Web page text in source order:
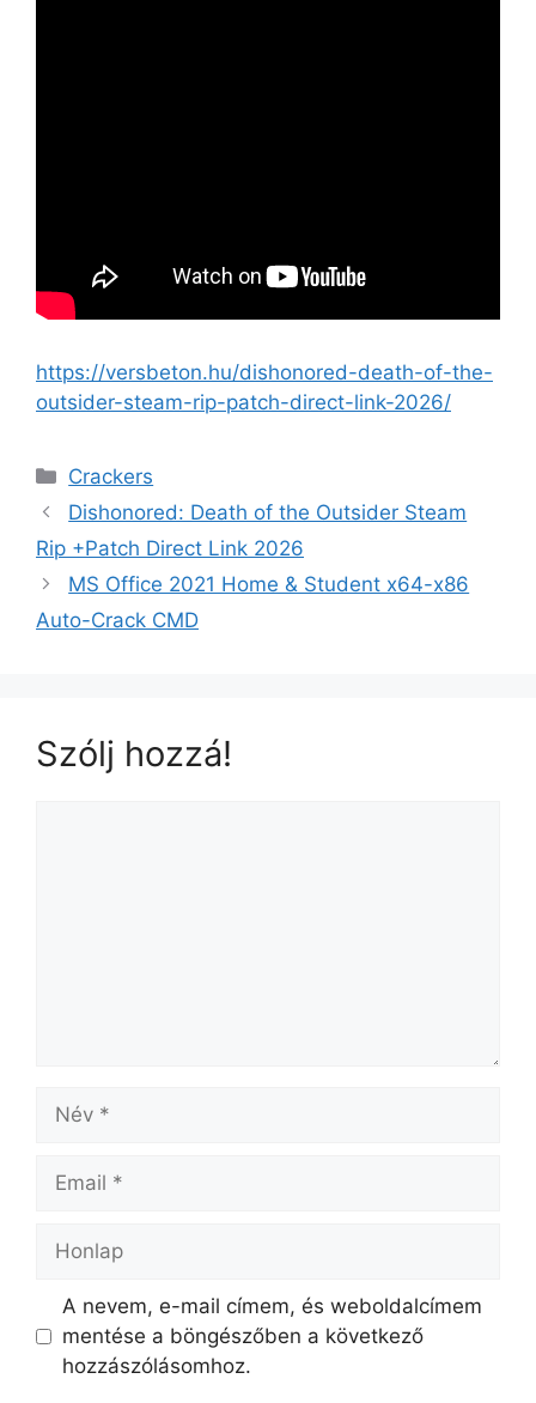
https://versbeton.hu/dishonored-death-of-the-
outsider-steam-rip-patch-direct-link-2026/
Crackers
Dishonored: Death of the Outsider Steam
Rip +Patch Direct Link 2026
MS Office 2021 Home & Student x64-x86
Auto-Crack CMD
Szólj hozzá!
A nevem, e-mail címem, és weboldalcímem
mentése a böngészőben a következő
hozzászólásomhoz.